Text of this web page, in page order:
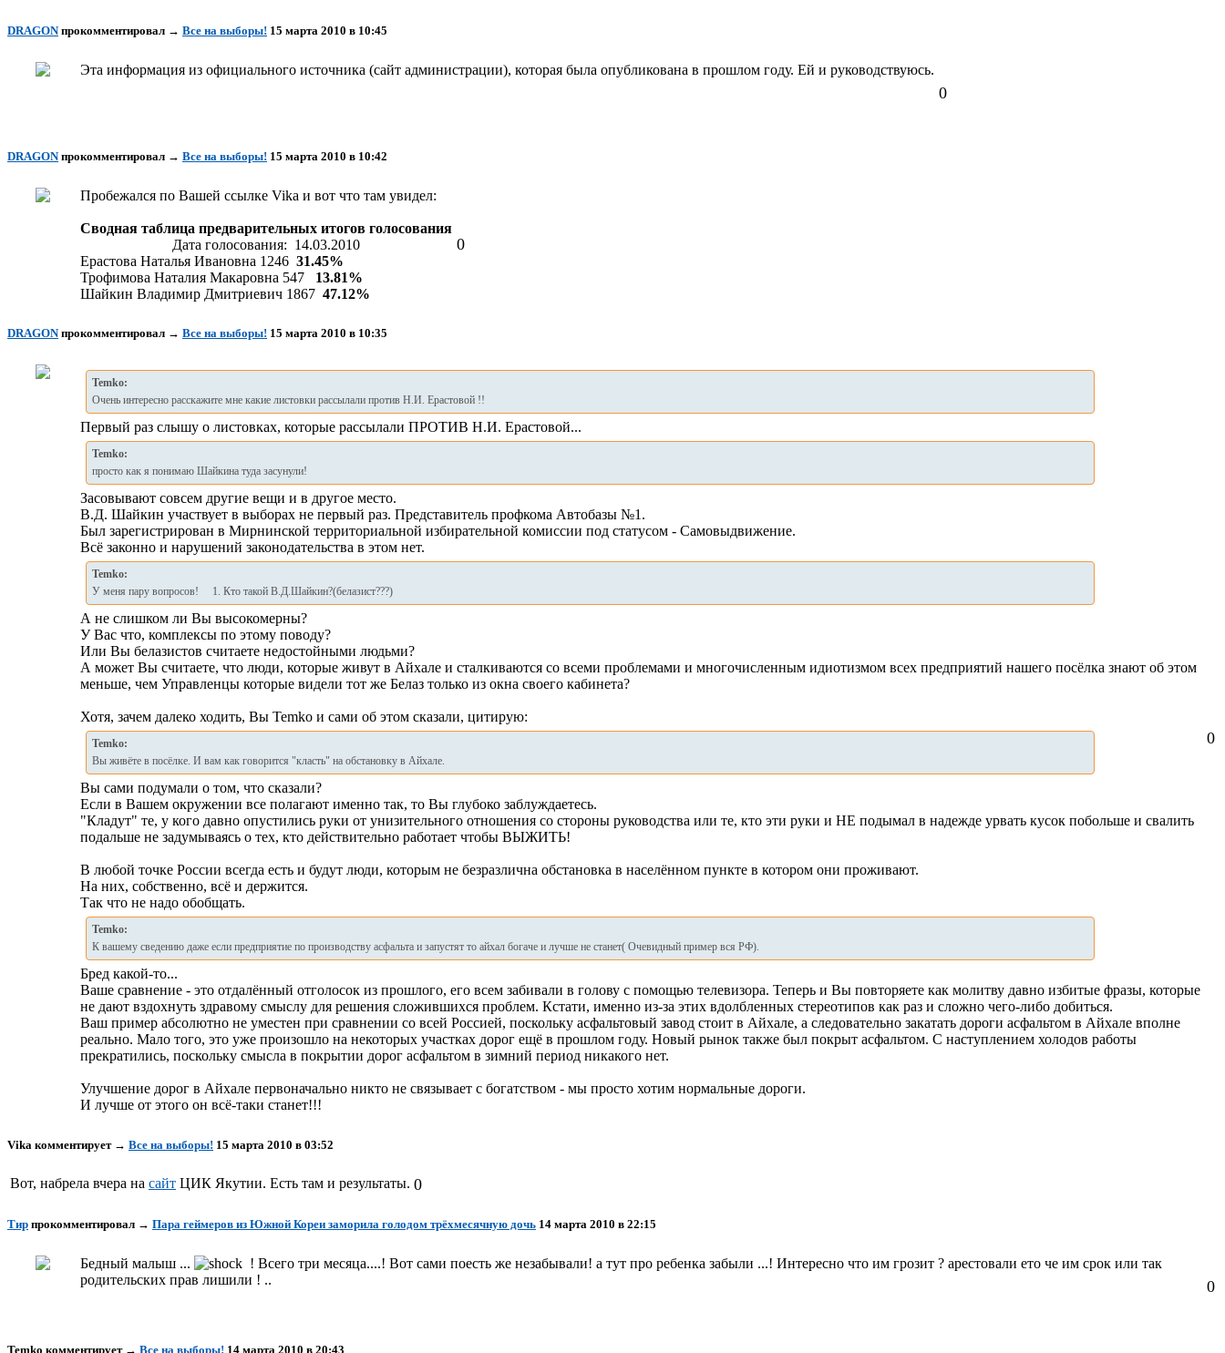
DRAGON прокомментировал → Все на выборы! 15 марта 2010 в 10:45
Эта информация из официального источника (сайт администрации), которая была опубликована в прошлом году. Ей и руководствуюсь.
0
DRAGON прокомментировал → Все на выборы! 15 марта 2010 в 10:42
Пробежался по Вашей ссылке Vika и вот что там увидел:
Сводная таблица предварительных итогов голосования
Дата голосования: 14.03.2010
Ерастова Наталья Ивановна 1246 31.45%
Трофимова Наталия Макаровна 547 13.81%
Шайкин Владимир Дмитриевич 1867 47.12%
0
DRAGON прокомментировал → Все на выборы! 15 марта 2010 в 10:35
Temko:
Очень интересно расскажите мне какие листовки рассылали против Н.И. Ерастовой !!
Первый раз слышу о листовках, которые рассылали ПРОТИВ Н.И. Ерастовой...
Temko:
просто как я понимаю Шайкина туда засунули!
Засовывают совсем другие вещи и в другое место.
В.Д. Шайкин участвует в выборах не первый раз. Представитель профкома Автобазы №1.
Был зарегистрирован в Мирнинской территориальной избирательной комиссии под статусом - Самовыдвижение.
Всё законно и нарушений законодательства в этом нет.
Temko:
У меня пару вопросов! 1. Кто такой В.Д.Шайкин?(белазист???)
А не слишком ли Вы высокомерны?
У Вас что, комплексы по этому поводу?
Или Вы белазистов считаете недостойными людьми?
А может Вы считаете, что люди, которые живут в Айхале и сталкиваются со всеми проблемами и многочисленным идиотизмом всех предприятий нашего посёлка знают об этом
меньше, чем Управленцы которые видели тот же Белаз только из окна своего кабинета?
Хотя, зачем далеко ходить, Вы Temko и сами об этом сказали, цитирую:
Temko:
Вы живёте в посёлке. И вам как говорится "класть" на обстановку в Айхале.
Вы сами подумали о том, что сказали?
Если в Вашем окружении все полагают именно так, то Вы глубоко заблуждаетесь.
"Кладут" те, у кого давно опустились руки от унизительного отношения со стороны руководства или те, кто эти руки и НЕ подымал в надежде урвать кусок побольше и свалить
подальше не задумываясь о тех, кто действительно работает чтобы ВЫЖИТЬ!
В любой точке России всегда есть и будут люди, которым не безразлична обстановка в населённом пункте в котором они проживают.
На них, собственно, всё и держится.
Так что не надо обобщать.
Temko:
К вашему сведению даже если предприятие по производству асфальта и запустят то айхал богаче и лучше не станет( Очевидный пример вся РФ).
Бред какой-то...
Ваше сравнение - это отдалённый отголосок из прошлого, его всем забивали в голову с помощью телевизора. Теперь и Вы повторяете как молитву давно избитые фразы, которые
не дают вздохнуть здравому смыслу для решения сложившихся проблем. Кстати, именно из-за этих вдолбленных стереотипов как раз и сложно чего-либо добиться.
Ваш пример абсолютно не уместен при сравнении со всей Россией, поскольку асфальтовый завод стоит в Айхале, а следовательно закатать дороги асфальтом в Айхале вполне
реально. Мало того, это уже произошло на некоторых участках дорог ещё в прошлом году. Новый рынок также был покрыт асфальтом. С наступлением холодов работы
прекратились, поскольку смысла в покрытии дорог асфальтом в зимний период никакого нет.
Улучшение дорог в Айхале первоначально никто не связывает с богатством - мы просто хотим нормальные дороги.
И лучше от этого он всё-таки станет!!!
0
Vika комментирует→ Все на выборы! 15 марта 2010 в 03:52
Вот, набрела вчера на сайт ЦИК Якутии. Есть там и результаты. 0
Тир прокомментировал → Пара геймеров из Южной Кореи заморила голодом трёхмесячную дочь 14 марта 2010 в 22:15
Бедный малыш ...
! Всего три месяца....! Вот сами поесть же незабывали! а тут про ребенка забыли ...! Интересно что им грозит ? арестовали ето че им срок или так
родительских прав лишили ! ..
0
Temko комментирует→ Все на выборы! 14 марта 2010 в 20:43